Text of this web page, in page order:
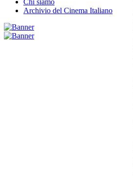
Chi siamo
Archivio del Cinema Italiano